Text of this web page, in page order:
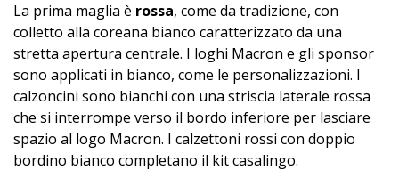
La prima maglia è rossa, come da tradizione, con
colletto alla coreana bianco caratterizzato da una
stretta apertura centrale. I loghi Macron e gli sponsor
sono applicati in bianco, come le personalizzazioni. I
calzoncini sono bianchi con una striscia laterale rossa
che si interrompe verso il bordo inferiore per lasciare
spazio al logo Macron. I calzettoni rossi con doppio
bordino bianco completano il kit casalingo.